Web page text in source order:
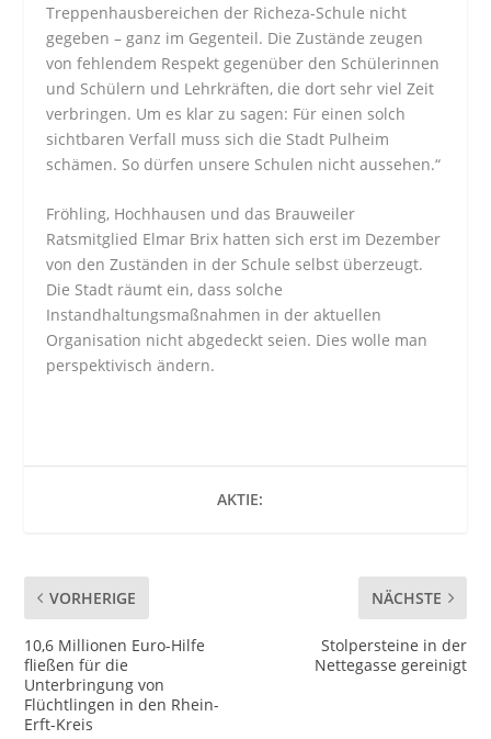
Treppenhausbereichen der Richeza-Schule nicht
gegeben – ganz im Gegenteil. Die Zustände zeugen
von fehlendem Respekt gegenüber den Schülerinnen
und Schülern und Lehrkräften, die dort sehr viel Zeit
verbringen. Um es klar zu sagen: Für einen solch
sichtbaren Verfall muss sich die Stadt Pulheim
schämen. So dürfen unsere Schulen nicht aussehen.“
Fröhling, Hochhausen und das Brauweiler
Ratsmitglied Elmar Brix hatten sich erst im Dezember
von den Zuständen in der Schule selbst überzeugt.
Die Stadt räumt ein, dass solche
Instandhaltungsmaßnahmen in der aktuellen
Organisation nicht abgedeckt seien. Dies wolle man
perspektivisch ändern.
AKTIE:
VORHERIGE
10,6 Millionen Euro-Hilfe
fließen für die
Unterbringung von
Flüchtlingen in den Rhein-
Erft-Kreis
NÄCHSTE
Stolpersteine in der
Nettegasse gereinigt